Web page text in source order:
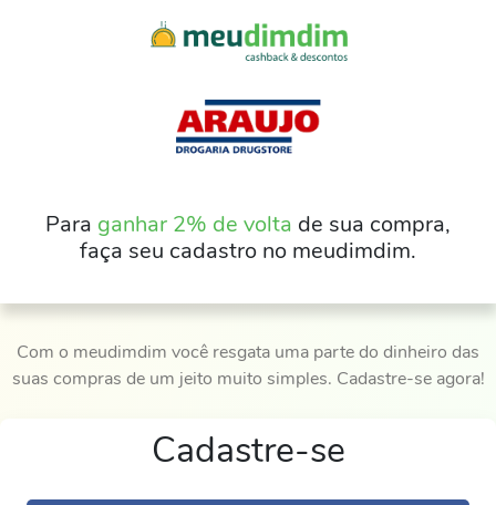
Para ganhar 2% de volta de sua compra,
faça seu cadastro no meudimdim.
Com o meudimdim você resgata uma parte do dinheiro das
suas compras de um jeito muito simples. Cadastre-se agora!
Cadastre-se